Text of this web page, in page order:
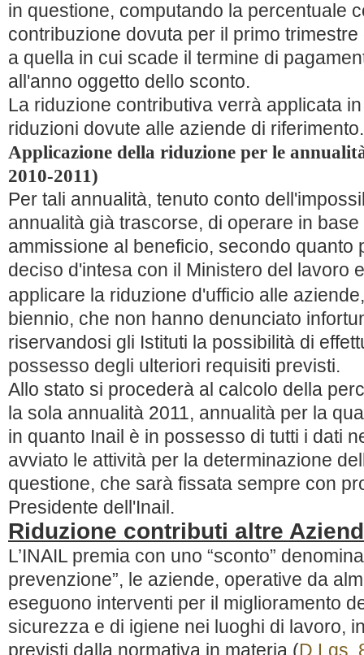
in questione, computando la percentuale
contribuzione dovuta per il primo
a quella in cui scade il termine di
all'anno oggetto dello sconto.
La riduzione contributiva verrà applicata
riduzioni dovute alle aziende di riferimento.
Applicazione della riduzione per le
2010-2011)
Per tali annualità, tenuto conto
annualità già trascorse, di operare in
ammissione al beneficio, secondo quanto
deciso d'intesa con il Ministero del lavoro
applicare la riduzione d'ufficio alle
biennio, che non hanno denunciato
riservandosi gli Istituti la possibilità di
possesso degli ulteriori requisiti previsti.
Allo stato si procederà al calcolo della
la sola annualità 2011, annualità per la
in quanto Inail è in possesso di tutti i dati
avviato le attività per la determinazione
questione, che sarà fissata sempre con
Presidente dell'Inail.
Riduzione contributi altre
L’INAIL premia con uno “sconto”
prevenzione”, le aziende, operative da
eseguono interventi per il miglioramento
sicurezza e di igiene nei luoghi di lavoro,
previsti dalla normativa in materia (D.Lgs.